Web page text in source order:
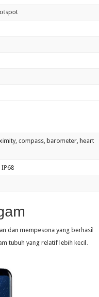
compass, barometer, heart
IP68
dan mempesona yang berhasil
tubuh yang relatif lebih kecil.